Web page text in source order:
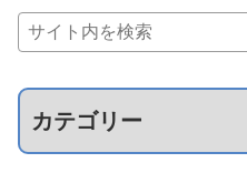
カテゴリー